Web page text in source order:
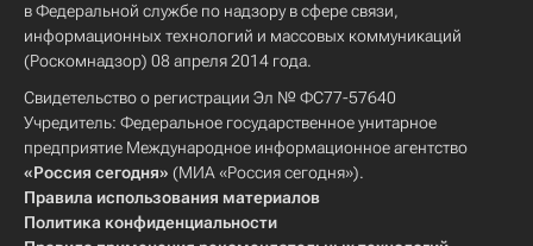
в Федеральной службе по надзору в сфере связи,
информационных технологий и массовых коммуникаций
(Роскомнадзор) 08 апреля 2014 года.
Свидетельство о регистрации Эл № ФС77-57640
Учредитель: Федеральное государственное унитарное
предприятие Международное информационное агентство
«Россия сегодня» (МИА «Россия сегодня»).
Правила использования материалов
Политика конфиденциальности